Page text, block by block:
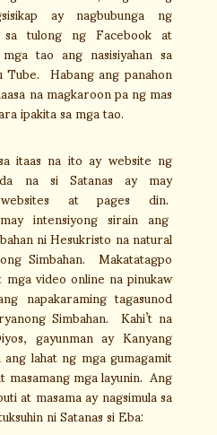
ay nagbubunga ng
tulong ng Facebook at
tao ang nasisiyahan sa
Habang ang panahon
na magkaroon pa ng mas
ipakita sa mga tao.
itaas na ito ay website ng
na si Satanas ay may
at pages din.
intensiyong sirain ang
ni Hesukristo na natural
Simbahan. Makatatagpo
video online na pinukaw
napakaraming tagasunod
Simbahan. Kahi’t na
gayunman ay Kanyang
lahat ng mga gumagamit
mga layunin. Ang
at masama ay nagsimula sa
ni Satanas si Eba: